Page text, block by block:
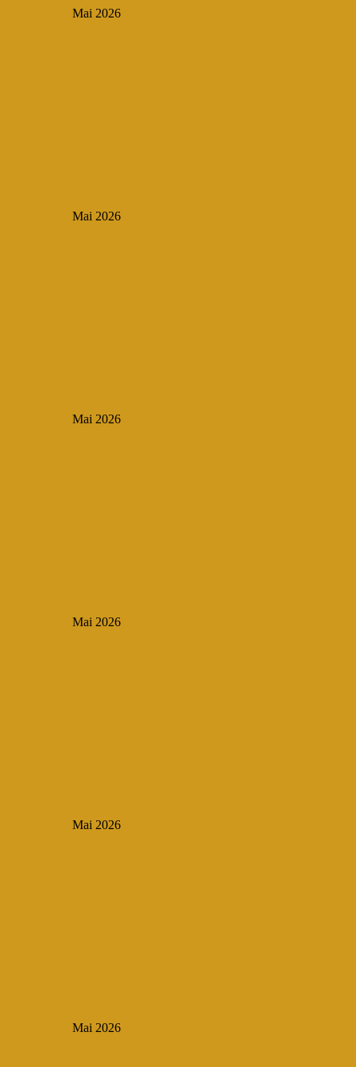
Mai 2026
Mai 2026
Mai 2026
Mai 2026
Mai 2026
Mai 2026